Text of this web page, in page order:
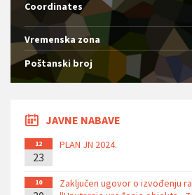
Coordinates
Vremenska zona
Poštanski broj
JAVNE NABAVE
12
23
PLAN JN 2024.
10
Zaključen ugovor o izvođenju